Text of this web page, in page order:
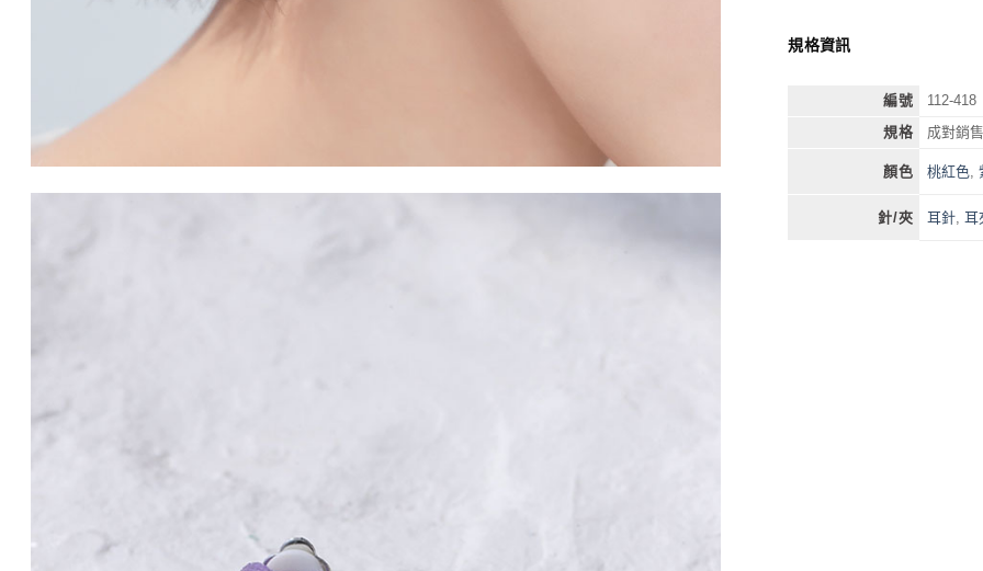
規格資訊
編號
112-418
規格
成對銷售
顏色 桃紅色,
針/夾 耳針, 耳